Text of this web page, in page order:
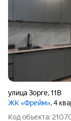
улица Зорге,11В
ЖК «Фрейм», 4
Код объекта: